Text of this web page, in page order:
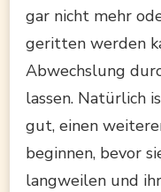
gar nicht mehr
geritten werden
Abwechslung
lassen. Natürlich
gut, einen
beginnen, bevor
langweilen und